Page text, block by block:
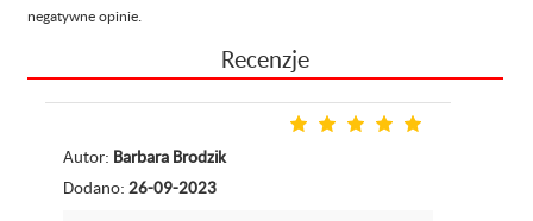
negatywne opinie.
Recenzje
Autor: Barbara Brodzik
Dodano:26-09-2023